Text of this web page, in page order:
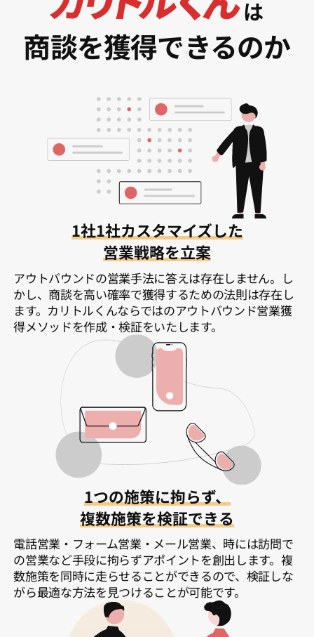
は
商談を獲得できるのか
1社1社カスタマイズした
営業戦略を立案
アウトバウンドの営業手法に答えは存在しません。し
かし、商談を高い確率で獲得するための法則は存在し
ます。カリトルくんならではのアウトバウンド営業獲
得メソッドを作成・検証をいたします。
1つの施策に拘らず、
複数施策を検証できる
電話営業・フォーム営業・メール営業、時には訪問で
の営業など手段に拘らずアポイントを創出します。複
数施策を同時に走らせることができるので、検証しな
がら最適な方法を見つけることが可能です。